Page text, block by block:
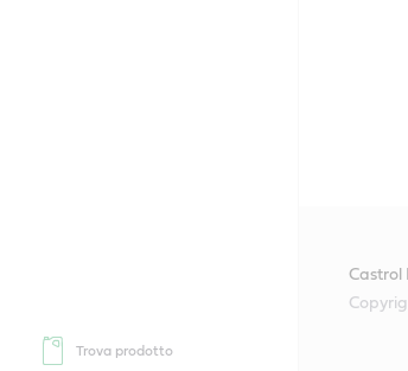
Trova prodotto
Castrol